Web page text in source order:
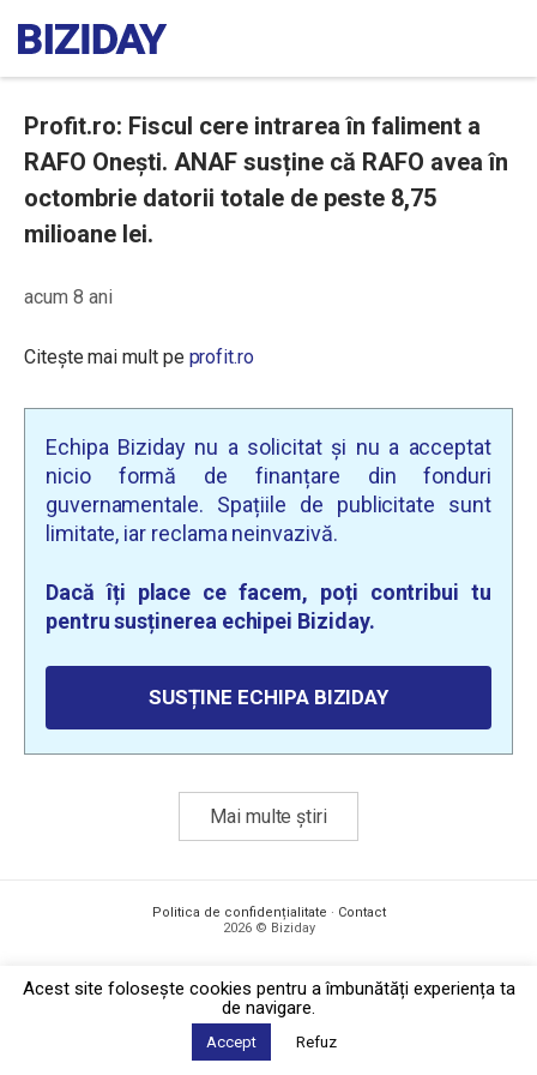
Profit.ro: Fiscul cere intrarea în faliment a
RAFO Onești. ANAF susține că RAFO avea în
octombrie datorii totale de peste 8,75
milioane lei.
acum 8 ani
Citește mai mult pe profit.ro
Echipa Biziday nu a solicitat și nu a acceptat
nicio formă de finanțare din fonduri
guvernamentale. Spațiile de publicitate sunt
limitate, iar reclama neinvazivă.
Dacă îți place ce facem, poți contribui tu
pentru susținerea echipei Biziday.
SUSȚINE ECHIPA BIZIDAY
Mai multe știri
Politica de confidențialitate · Contact
2026 © Biziday
Acest site foloseşte cookies pentru a îmbunătăți experiența ta
de navigare.
Accept Refuz